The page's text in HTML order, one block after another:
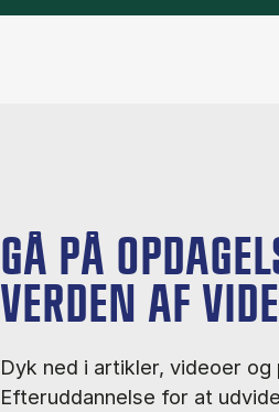
GÅ PÅ
VERDEN AF
Dyk ned i artikler, videoer
Efteruddannelse for at